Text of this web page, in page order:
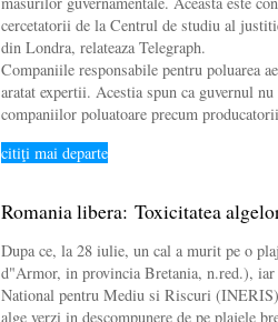
cercetatorii de la Centrul de studiu al
din Londra, relateaza Telegraph.
Companiile responsabile pentru poluarea
aratat expertii. Acestia spun ca guvernul
companiilor poluatoare precum
citiţi mai departe
Romania libera: Toxicitatea
Dupa ce, la 28 iulie, un cal a murit pe o
d"Armor, in provincia Bretania, n.red.),
National pentru Mediu si Riscuri
alge verzi in descompunere de pe plajele